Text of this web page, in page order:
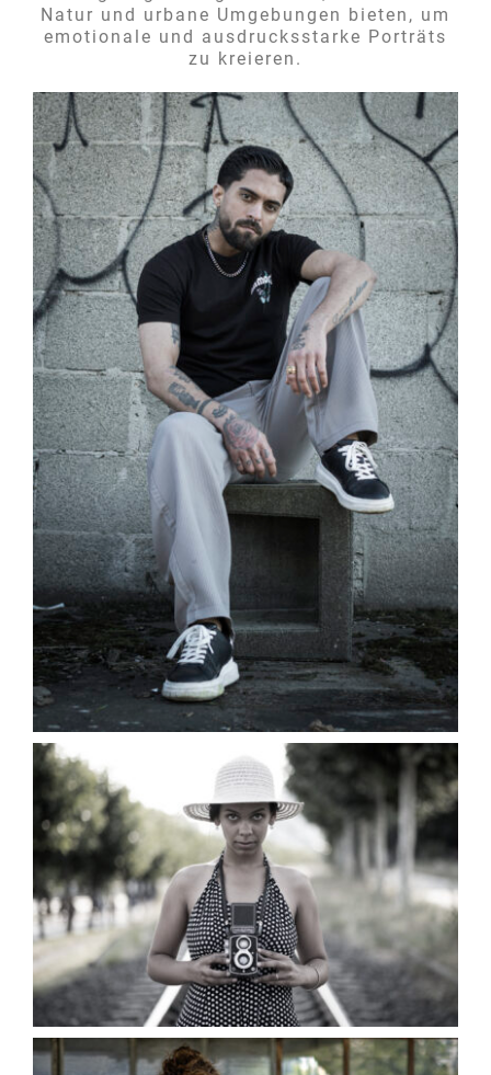
Natur und urbane Umgebungen bieten, um
emotionale und ausdrucksstarke Porträts
zu kreieren.